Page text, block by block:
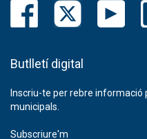
Butlletí digital
Inscriu-te per rebre
municipals.
Subscriure'm